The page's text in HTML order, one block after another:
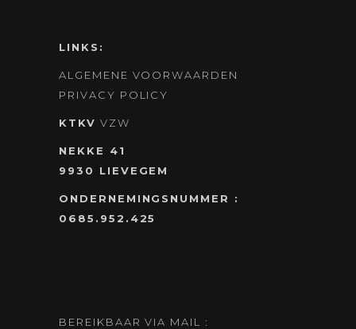
LINKS:
ALGEMENE VOORWAARDEN
PRIVACY POLICY
KTKV VZW
NEKKE 41
9930 LIEVEGEM
ONDERNEMINGSNUMMER :
0685.952.425
BEREIKBAAR VIA MAIL :